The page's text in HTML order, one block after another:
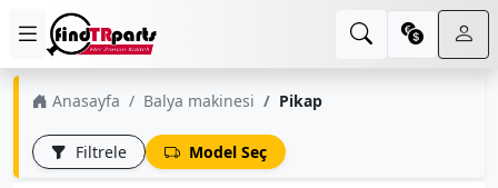
Anasayfa Balya makinesi Pikap
Filtrele Model Seç